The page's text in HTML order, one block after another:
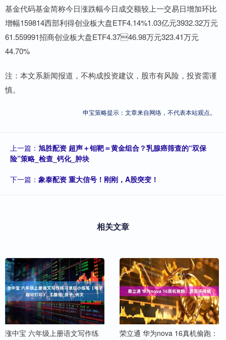
基金代码基金简称今日涨跌幅今日成交额较上一交易日增加环比
增幅159814西部利得创业板大盘ETF4.14%1.03亿元3932.32万元
61.559991招商创业板大盘ETF4.3746.98万元323.41万元
44.70%
注：本文系新闻报道，不构成投资建议，股市有风险，投资需谨
慎。
申宝策略提示：文章来自网络，不代表本站观点。
上一篇： 旭胜配资 超声＋钼靶＝黄金组合？乳腺癌筛查的“双保
险”策略_检查_钙化_肿块
下一篇： 象泰配资 重大信号！刚刚，A股突变！
相关文章
涨中宝 六年级上册语文写作练
荣立通 华为nova 16真机偷跑：